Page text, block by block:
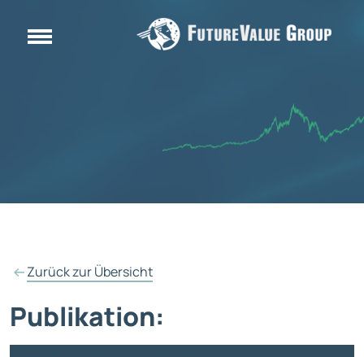
Zurück zur Übersicht
Publikation: